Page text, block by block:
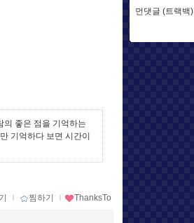
의 좋은 점을 기억하는
기억하다 보면 시간이
ｌ 찜하기 ｌ ThanksTo
먼댓글 (트랙백)